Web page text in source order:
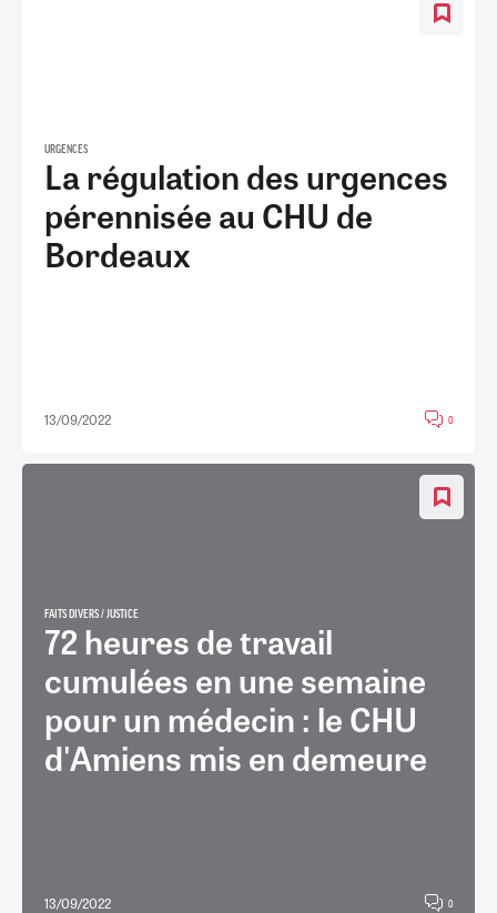
URGENCES
La régulation des urgences
pérennisée au CHU de
Bordeaux
13/09/2022 0
FAITS DIVERS / JUSTICE
72 heures de travail
cumulées en une semaine
pour un médecin : le CHU
d'Amiens mis en demeure
13/09/2022 0